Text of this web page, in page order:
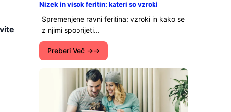
Nizek in visok feritin: kateri so vzroki
Spremenjene ravni feritina: vzroki in kako se
z njimi spoprijeti...
Preberi Več →